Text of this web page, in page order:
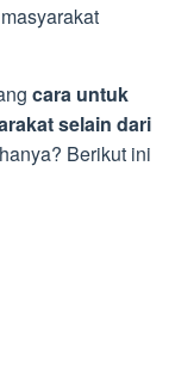
cara untuk
selain dari
Berikut ini